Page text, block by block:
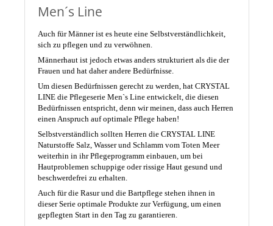
Men´s Line
Auch für Männer ist es heute eine Selbstverständlichkeit,
sich zu pflegen und zu verwöhnen.
Männerhaut ist jedoch etwas anders strukturiert als die der
Frauen und hat daher andere Bedürfnisse.
Um diesen Bedürfnissen gerecht zu werden, hat CRYSTAL
LINE die Pflegeserie Men`s Line entwickelt, die diesen
Bedürfnissen entspricht, denn wir meinen, dass auch Herren
einen Anspruch auf optimale Pflege haben!
Selbstverständlich sollten Herren die CRYSTAL LINE
Naturstoffe Salz, Wasser und Schlamm vom Toten Meer
weiterhin in ihr Pflegeprogramm einbauen, um bei
Hautproblemen schuppige oder rissige Haut gesund und
beschwerdefrei zu erhalten.
Auch für die Rasur und die Bartpflege stehen ihnen in
dieser Serie optimale Produkte zur Verfügung, um einen
gepflegten Start in den Tag zu garantieren.